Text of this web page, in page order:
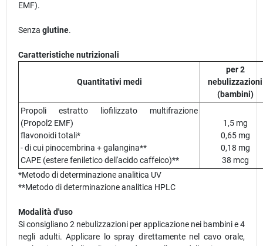
EMF).
Senza glutine.
Caratteristiche nutrizionali
Quantitativi medi
per 2
nebulizzazioni
(bambini)
Propoli estratto liofilizzato multifrazione
(Propol2 EMF)
flavonoidi totali*
- di cui pinocembrina + galangina**
CAPE (estere feniletico dell'acido caffeico)**
1,5 mg
0,65 mg
0,18 mg
38 mcg
*Metodo di determinazione analitica UV
**Metodo di determinazione analitica HPLC
Modalità d'uso
Si consigliano 2 nebulizzazioni per applicazione nei bambini e 4
negli adulti. Applicare lo spray direttamente nel cavo orale,